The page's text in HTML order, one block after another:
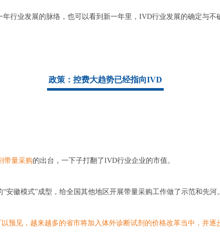
行业发展的脉络，也可以看到新一年里，IVD行业发展的确定与不
政策：控费大趋势已经指向IVD
带量采购的出台，一下子打翻了IVD行业企业的市值。
徽模式”成型，给全国其他地区开展带量采购工作做了示范和先河。
预见，越来越多的省市将加入体外诊断试剂的价格改革当中，并逐